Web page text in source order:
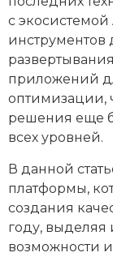
с
инструментов
приложений
оптимизации,
решения еще
всех уровней.
В данной
платформы,
создания
году, выделяя
возможности